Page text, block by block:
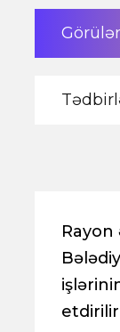
Rayon
etdirilir